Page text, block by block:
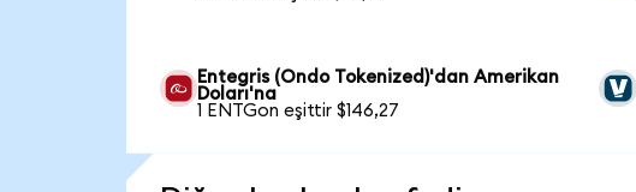
Entegris (Ondo Tokenized)'dan Amerikan
Doları'na
1 ENTGon eşittir $146,27